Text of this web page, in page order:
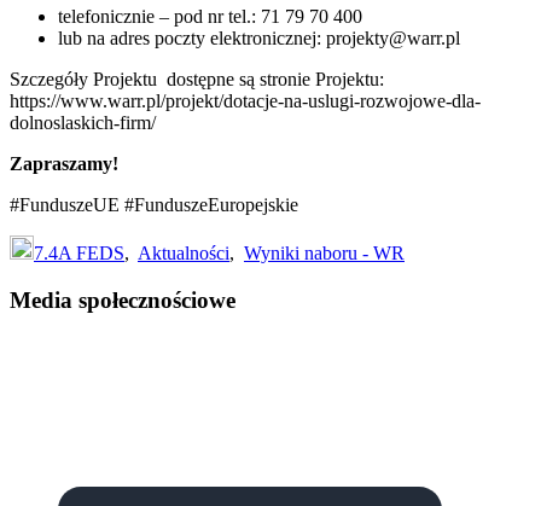
telefonicznie – pod nr tel.: 71 79 70 400
lub na adres poczty elektronicznej: projekty@warr.pl
Szczegóły Projektu dostępne są stronie Projektu:
https://www.warr.pl/projekt/dotacje-na-uslugi-rozwojowe-dla-
dolnoslaskich-firm/
Zapraszamy!
#FunduszeUE #FunduszeEuropejskie
7.4A FEDS, Aktualności, Wyniki naboru - WR
Footer
Media społecznościowe